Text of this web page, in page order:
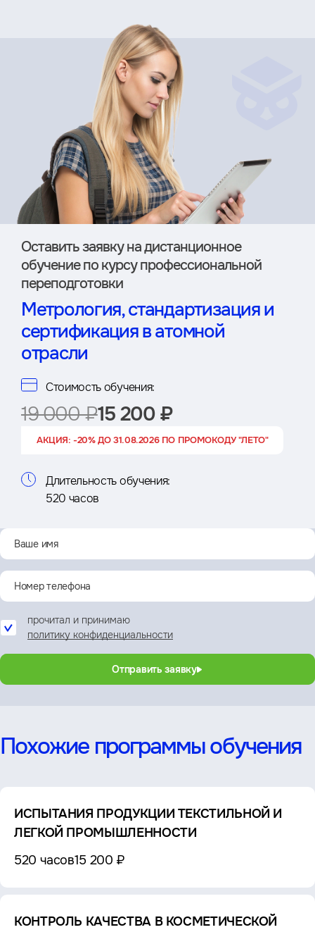
Оставить заявку на дистан­ционное
обучение по курсу профессиональной
переподготовки
Метрология, стандартизация и
сертификация в атомной
отрасли
Стоимость обучения:
19 000 ₽15 200 ₽
АКЦИЯ: -20% ДО 31.08.2026 ПО ПРОМОКОДУ "ЛЕТО"
Длительность обучения:
520 часов
прочитал и принимаю
политику конфиденциальности
Отправить заявку
Похожие программы обучения
ИСПЫТАНИЯ ПРОДУКЦИИ ТЕКСТИЛЬНОЙ И
ЛЕГКОЙ ПРОМЫШЛЕННОСТИ
520 часов15 200 ₽
КОНТРОЛЬ КАЧЕСТВА В КОСМЕТИЧЕСКОЙ